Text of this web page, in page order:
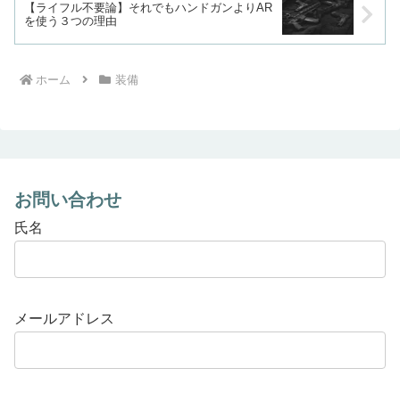
【ライフル不要論】それでもハンドガンよりAR
を使う３つの理由
ホーム 装備
お問い合わせ
氏名
メールアドレス